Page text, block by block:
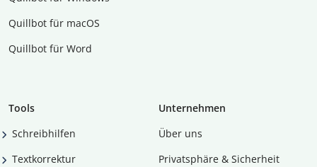
Quillbot für macOS
Quillbot für Word
Tools
Schreibhilfen
Textkorrektur
Unternehmen
Über uns
Privatsphäre & Sicherheit